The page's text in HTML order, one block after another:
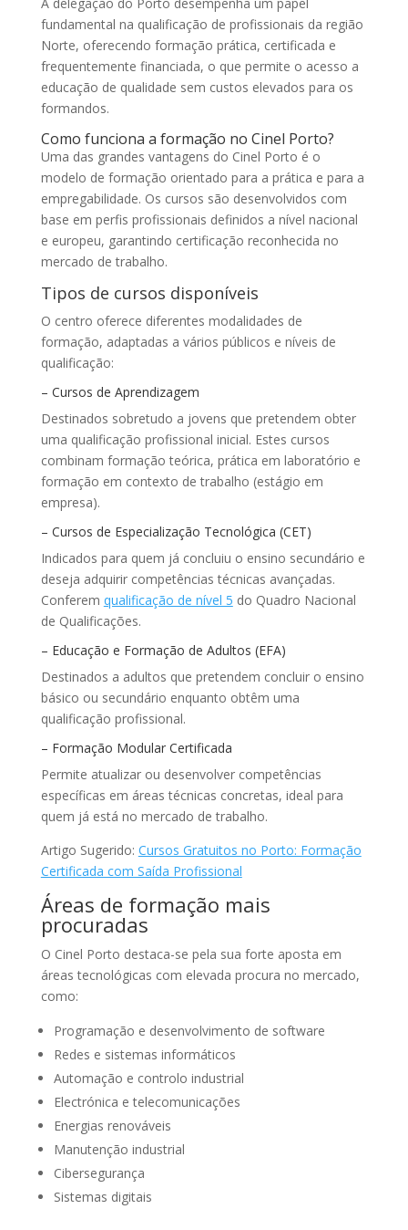
fundamental na qualificação de profissionais da região
Norte, oferecendo formação prática, certificada e
frequentemente financiada, o que permite o acesso a
educação de qualidade sem custos elevados para os
formandos.
Como funciona a formação no Cinel Porto?
Uma das grandes vantagens do Cinel Porto é o
modelo de formação orientado para a prática e para a
empregabilidade. Os cursos são desenvolvidos com
base em perfis profissionais definidos a nível nacional
e europeu, garantindo certificação reconhecida no
mercado de trabalho.
Tipos de cursos disponíveis
O centro oferece diferentes modalidades de
formação, adaptadas a vários públicos e níveis de
qualificação:
– Cursos de Aprendizagem
Destinados sobretudo a jovens que pretendem obter
uma qualificação profissional inicial. Estes cursos
combinam formação teórica, prática em laboratório e
formação em contexto de trabalho (estágio em
empresa).
– Cursos de Especialização Tecnológica (CET)
Indicados para quem já concluiu o ensino secundário e
deseja adquirir competências técnicas avançadas.
Conferem qualificação de nível 5 do Quadro Nacional
de Qualificações.
– Educação e Formação de Adultos (EFA)
Destinados a adultos que pretendem concluir o ensino
básico ou secundário enquanto obtêm uma
qualificação profissional.
– Formação Modular Certificada
Permite atualizar ou desenvolver competências
específicas em áreas técnicas concretas, ideal para
quem já está no mercado de trabalho.
Artigo Sugerido: Cursos Gratuitos no Porto: Formação
Certificada com Saída Profissional
Áreas de formação mais
procuradas
O Cinel Porto destaca-se pela sua forte aposta em
áreas tecnológicas com elevada procura no mercado,
como:
Programação e desenvolvimento de software
Redes e sistemas informáticos
Automação e controlo industrial
Electrónica e telecomunicações
Energias renováveis
Manutenção industrial
Cibersegurança
Sistemas digitais